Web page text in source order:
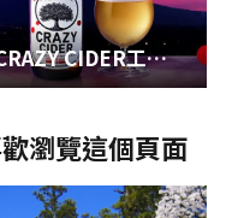
CRAZY CIDER工廠參觀行程――蘋果酒釀造奧秘
瀏覽這個頁面